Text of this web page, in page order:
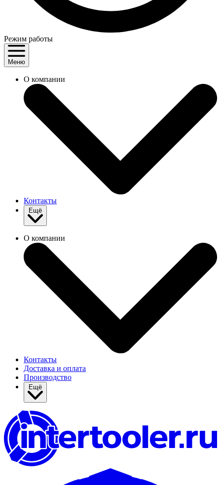
Режим работы
Меню
О компании
Контакты
О компании
Контакты
Доставка и оплата
Производство